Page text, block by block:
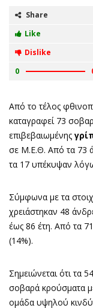
Share
Like
Dislike
0
Από το τέλος
καταγραφεί 73
επιβεβαιωμένης
σε Μ.Ε.Θ. Από τα 73
τα 17 υπέκυψαν
Σύμφωνα με τα
χρειάστηκαν 48
έως 86 έτη. Από τα
(14%).
Σημειώνεται ότι τα
σοβαρά κρούσματα
ομάδα υψηλού